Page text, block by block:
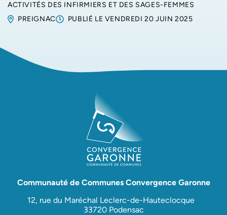
ACTIVITÉS DES INFIRMIERS ET DES SAGES-FEMMES
PREIGNAC
PUBLIÉ LE VENDREDI 20 JUIN 2025
Communauté de Communes Convergence Garonne
12, rue du Maréchal Leclerc-de-Hauteclocque
33720 Podensac